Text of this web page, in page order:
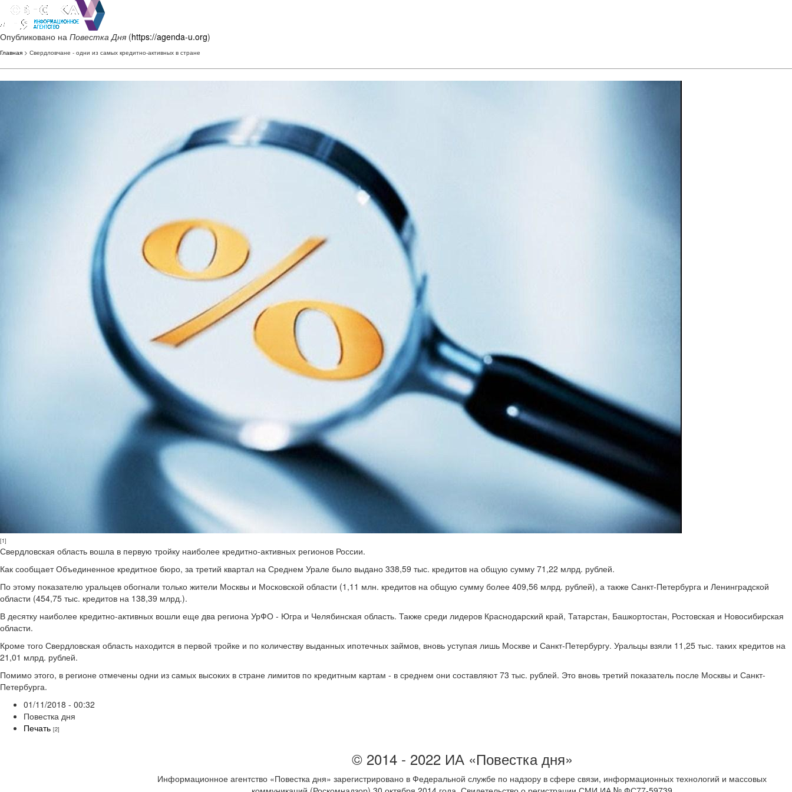
Опубликовано на Повестка Дня (https://agenda-u.org)
Главная > Свердловчане - одни из самых кредитно-активных в стране
[1]
Свердловская область вошла в первую тройку наиболее кредитно-активных регионов России.
Как сообщает Объединенное кредитное бюро, за третий квартал на Среднем Урале было выдано 338,59 тыс. кредитов на общую сумму 71,22 млрд. рублей.
По этому показателю уральцев обогнали только жители Москвы и Московской области (1,11 млн. кредитов на общую сумму более 409,56 млрд. рублей), а также Санкт-Петербурга и Ленинградской
области (454,75 тыс. кредитов на 138,39 млрд.).
В десятку наиболее кредитно-активных вошли еще два региона УрФО - Югра и Челябинская область. Также среди лидеров Краснодарский край, Татарстан, Башкортостан, Ростовская и Новосибирская
области.
Кроме того Свердловская область находится в первой тройке и по количеству выданных ипотечных займов, вновь уступая лишь Москве и Санкт-Петербургу. Уральцы взяли 11,25 тыс. таких кредитов на
21,01 млрд. рублей.
Помимо этого, в регионе отмечены одни из самых высоких в стране лимитов по кредитным картам - в среднем они составляют 73 тыс. рублей. Это вновь третий показатель после Москвы и Санкт-
Петербурга.
01/11/2018 - 00:32
Повестка дня
Печать [2]
© 2014 - 2022 ИА «Повестка дня»
Информационное агентство «Повестка дня» зарегистрировано в Федеральной службе по надзору в сфере связи, информационных технологий и массовых